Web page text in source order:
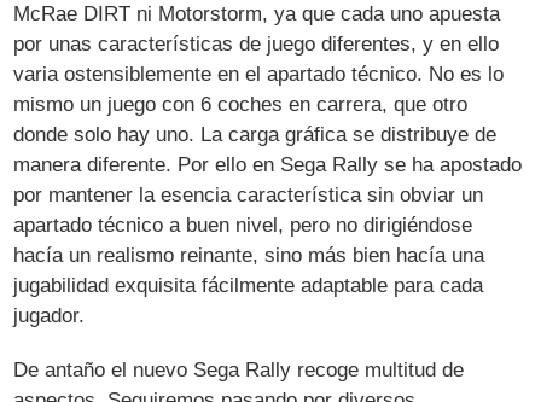
McRae DIRT ni Motorstorm, ya que cada uno apuesta
por unas características de juego diferentes, y en ello
varia ostensiblemente en el apartado técnico. No es lo
mismo un juego con 6 coches en carrera, que otro
donde solo hay uno. La carga gráfica se distribuye de
manera diferente. Por ello en Sega Rally se ha apostado
por mantener la esencia característica sin obviar un
apartado técnico a buen nivel, pero no dirigiéndose
hacía un realismo reinante, sino más bien hacía una
jugabilidad exquisita fácilmente adaptable para cada
jugador.
De antaño el nuevo Sega Rally recoge multitud de